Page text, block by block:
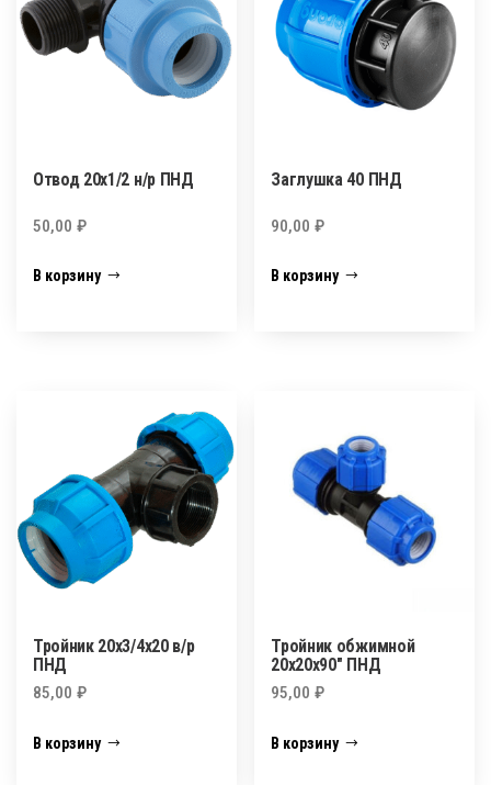
Отвод 20х1/2 н/р ПНД
50,00 ₽
В корзину
Заглушка 40 ПНД
90,00₽
В корзину
Тройник 20х3/4х20 в/р
ПНД
85,00 ₽
В корзину
Тройник обжимной
20х20х90″ ПНД
95,00₽
В корзину